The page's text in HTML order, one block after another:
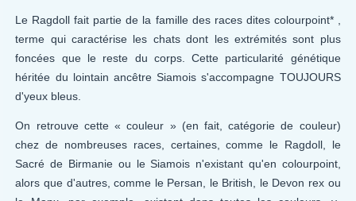
Le Ragdoll fait partie de la famille des races dites colourpoint* ,
terme qui caractérise les chats dont les extrémités sont plus
foncées que le reste du corps. Cette particularité génétique
héritée du lointain ancêtre Siamois s'accompagne TOUJOURS
d'yeux bleus.
On retrouve cette « couleur » (en fait, catégorie de couleur)
chez de nombreuses races, certaines, comme le Ragdoll, le
Sacré de Birmanie ou le Siamois n'existant qu'en colourpoint,
alors que d'autres, comme le Persan, le British, le Devon rex ou